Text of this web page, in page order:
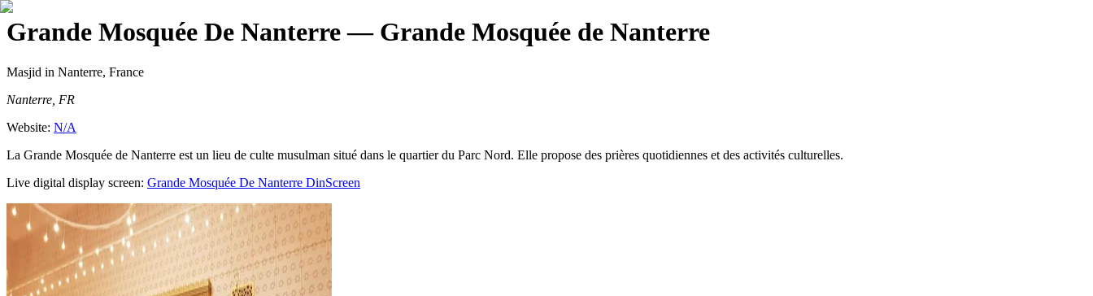
Grande Mosquée De Nanterre— Grande Mosquée de Nanterre
Masjid in Nanterre, France
Nanterre, FR
Website: N/A
La Grande Mosquée de Nanterre est un lieu de culte musulman situé dans le quartier du Parc Nord. Elle propose des prières quotidiennes et des activités culturelles.
Live digital display screen: Grande Mosquée De Nanterre DinScreen